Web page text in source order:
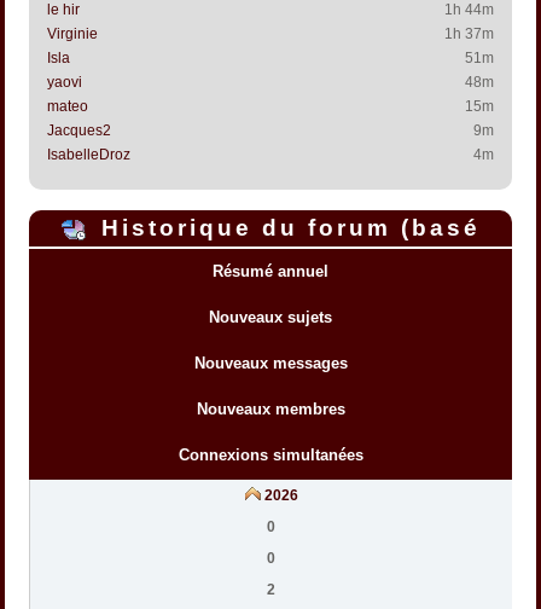
le hir
1h 44m
Virginie
1h 37m
Isla
51m
yaovi
48m
mateo
15m
Jacques2
9m
IsabelleDroz
4m
Historique du forum (basé
sur l'heure interne du forum)
Résumé annuel
Nouveaux sujets
Nouveaux messages
Nouveaux membres
Connexions simultanées
2026
0
0
2